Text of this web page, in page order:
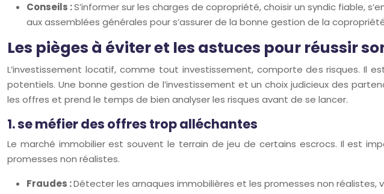
Conseils :S’informer sur les charges de copropriété, choisir un syndic fiable,
aux assemblées générales pour s’assurer de la bonne gestion de la
Les pièges à éviter et les astuces pour réussir
L’investissement locatif, comme tout investissement, comporte des risques.
potentiels. Une bonne gestion de l’investissement et un choix judicieux des
les offres et prend le temps de bien analyser les risques avant de se lancer.
1. se méfier des offres trop alléchantes
Le marché immobilier est souvent le terrain de jeu de certains escrocs. Il est
promesses non réalistes.
Fraudes :Détecter les arnaques immobilières et les promesses non